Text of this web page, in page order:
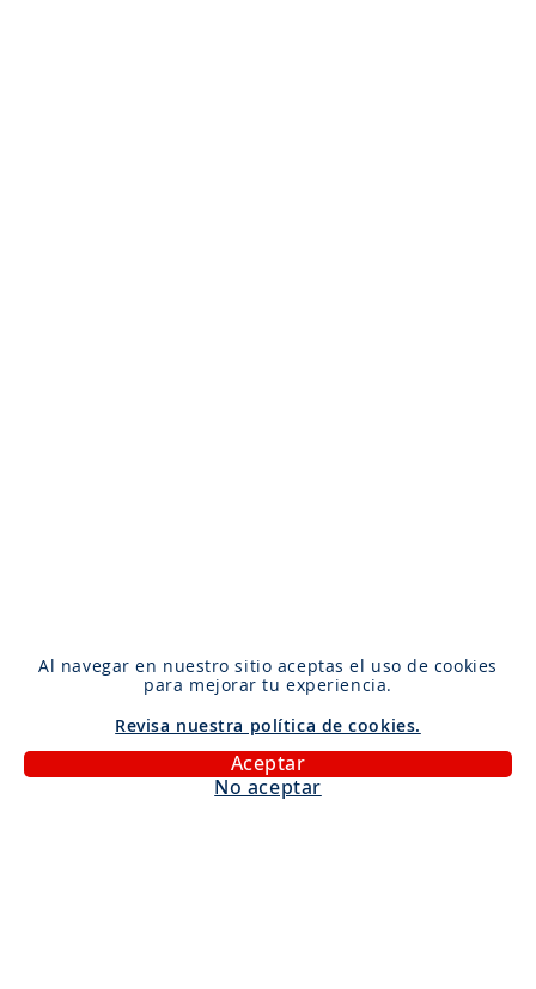
Al navegar en nuestro sitio aceptas el uso de cookies
para mejorar tu experiencia.
Revisa nuestra política de cookies.
Aceptar
No aceptar